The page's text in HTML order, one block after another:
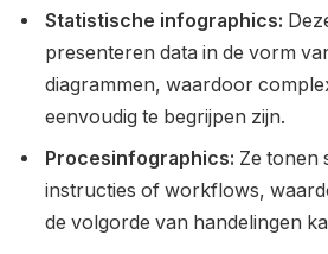
Statistische infographics:
presenteren data in de vorm
diagrammen, waardoor
eenvoudig te begrijpen zijn.
Procesinfographics: Ze tonen
instructies of workflows,
de volgorde van handelingen